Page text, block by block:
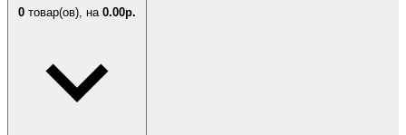
0 товар(ов), на 0.00р.